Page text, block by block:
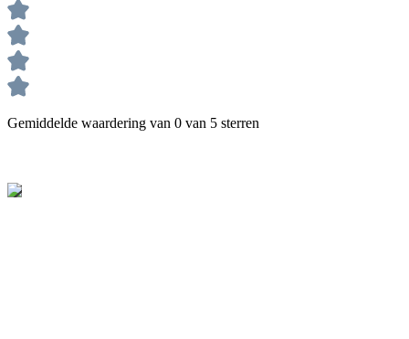
Gemiddelde waardering van 0 van 5 sterren